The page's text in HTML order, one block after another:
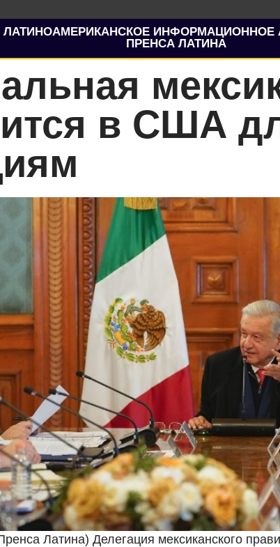
ЛАТИНОАМЕРИКАНСКОЕ ИНФОРМАЦИОННОЕ
ПРЕНСА ЛАТИНА
в США
Латина) Делегация мексиканского